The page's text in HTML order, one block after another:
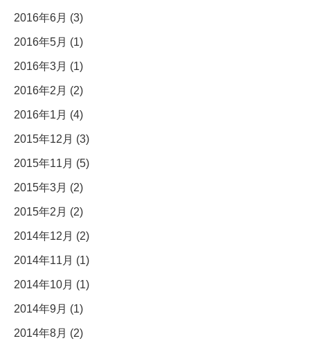
2016年6月 (3)
2016年5月 (1)
2016年3月 (1)
2016年2月 (2)
2016年1月 (4)
2015年12月 (3)
2015年11月 (5)
2015年3月 (2)
2015年2月 (2)
2014年12月 (2)
2014年11月 (1)
2014年10月 (1)
2014年9月 (1)
2014年8月 (2)